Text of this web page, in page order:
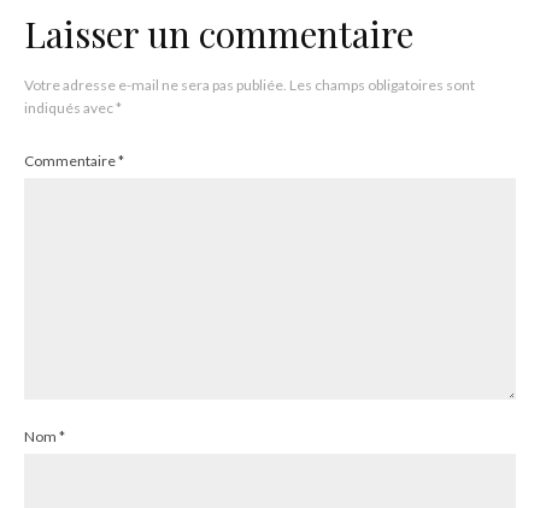
Laisser un commentaire
Votre adresse e-mail ne sera pas publiée. Les champs obligatoires sont
indiqués avec*
Commentaire*
Nom *